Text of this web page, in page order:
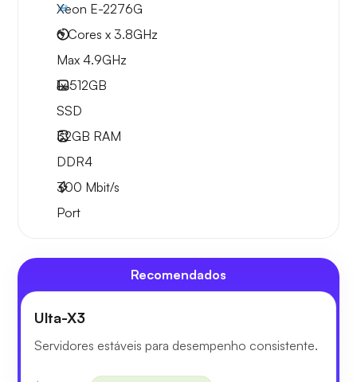
Xeon E-2276G
6 Cores x 3.8GHz
Max 4.9GHz
1x512GB
SSD
32GB RAM
DDR4
300 Mbit/s
Port
Recomendados
Ulta-X3
Servidores estáveis para desempenho consistente.